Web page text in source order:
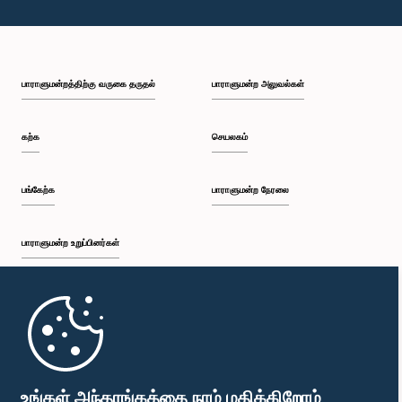
உங்கள் அந்தரங்கத்தை நாம் மதிக்கிறோம்
பாராளுமன்றத்திற்கு வருகை தருதல்
கற்க
பங்கேற்க
பாராளுமன்ற உறுப்பினர்கள்
முதற்பக்கம்
பாராளுமன்ற அலுவல்கள்
செயலகம்
பாராளுமன்ற நேரலை
பாராளுமன்ற கையடக்க செயலி